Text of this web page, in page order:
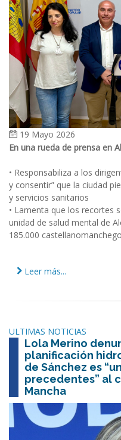
19 Mayo 2026
En una rueda de prensa en
• Responsabiliza a los
y consentir” que la ciudad
y servicios sanitarios
• Lamenta que los recortes
unidad de salud mental de
185.000
Leer más...
ULTIMAS NOTICIAS
Lola Merino
planificación
de Sánchez es
precedentes” al
Mancha